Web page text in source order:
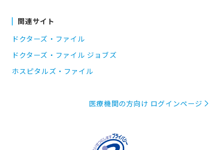
関連サイト
ドクターズ・ファイル
ドクターズ・ファイル ジョブズ
ホスピタルズ・ファイル
医療機関の方向け ログインページ